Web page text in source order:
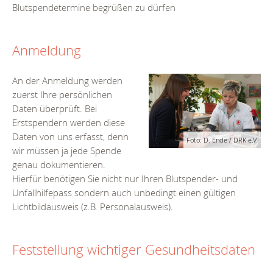
Blutspendetermine begrüßen zu dürfen
Anmeldung
Foto: D. Ende / DRK e.V.
An der Anmeldung werden
zuerst Ihre persönlichen
Daten überprüft. Bei
Erstspendern werden diese
Daten von uns erfasst, denn
wir müssen ja jede Spende
genau dokumentieren.
Hierfür benötigen Sie nicht nur Ihren Blutspender- und
Unfallhilfepass sondern auch unbedingt einen gültigen
Lichtbildausweis (z.B. Personalausweis).
Feststellung wichtiger Gesundheitsdaten